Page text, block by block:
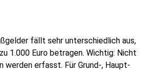
fällt sehr unterschiedlich aus,
1.000 Euro betragen. Wichtig: Nicht
werden erfasst. Für Grund-, Haupt-